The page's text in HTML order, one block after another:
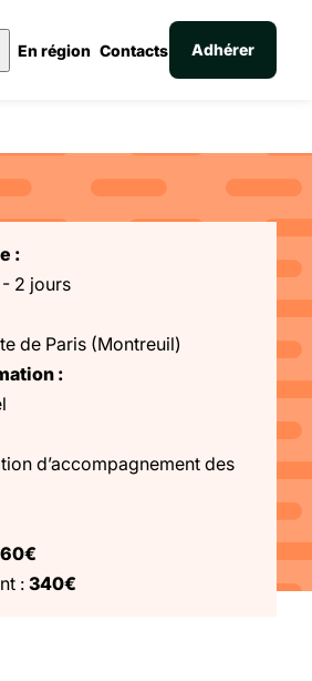
En région Contacts Adhérer
:
2 jours
de Paris (Montreuil)
:
d’accompagnement des
: 340€